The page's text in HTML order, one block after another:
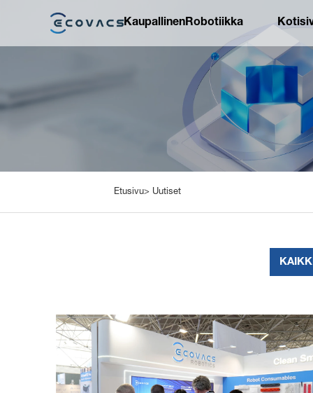
KaupallinenRobotiikka
Etusivu> Uutiset
KAIKKI